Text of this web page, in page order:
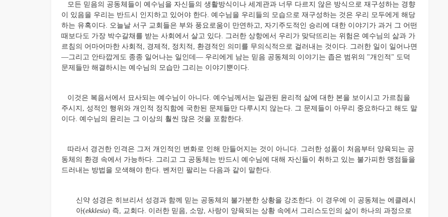
모든 믿음의 공동체들이 예수님을 자신들의 생활방식이나 세계관과 너무 다르지 않은 방식으로 재구성하는 경향
이 있음을 우리는 반드시 인지하고 있어야 한다. 예수님을 우리들의 모습으로 재구성하는 것은 우리 모두에게 해당
하는 유혹이다. 오늘날 서구 교회들은 부와 풍요로움이 만연하고, 자기주도적인 승리에 대한 이야기가 과거 그 어떤
때보다도 가장 박수갈채를 받는 사회에서 살고 있다. 그러한 상항에서 우리가 맞닥뜨리는 위험은 예수님의 삶과 가
르침의 어마어마한 사회적, 경제적, 정치적, 환경적인 의미를 무의식적으로 걸러내는 것이다. 그러한 일이 일어나면
—그리고 안타깝게도 종종 일어나는 일인데— 우리에게 남는 믿음 공동체의 이야기는 좁은 범위의 "개인적" 도덕
문제들만 해결하시는 예수님의 모습만 그리는 이야기뿐이다.
이것은 복음서에서 묘사되는 예수님이 아니다. 예수님께서는 일관된 윤리적 삶에 대한 본을 보이시고 가르침을
주시지, 성적인 행위와 개인적 정직함에 국한된 문제들만 다루시지 않는다. 그 문제들이 아무리 중요하다고 해도 말
이다. 예수님의 윤리는 그 이상의 훨씬 많은 것을 포함한다.
따라서 경건한 인격은 그저 개인적인 변화로 인해 만들어지는 것이 아니다. 그러한 성품이 처음부터 양육되는 공
동체의 환경 속에서 가능하다. 그리고 그 공동체는 반드시 예수님에 대해 자신들이 취하고 있는 불가피한 맹점들을
드러내는 방법을 모색해야 한다. 벤저민 팔리는 다음과 같이 말한다.
신약 성경은 히브리서 성경과 함께 믿는 공동체의 불가분한 상황을 강조한다. 이 경우에 이 공동체는 에클레시
아(ekklesia) 즉, 교회다. 이러한 믿음, 소망, 사랑이 양육되는 상황 속에서 그리스도인의 삶이 하나의 과정으로